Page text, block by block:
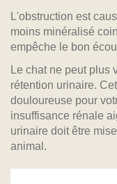
L'obstruction est
moins minéralisé
empêche le bon
Le chat ne peut plus
rétention urinaire.
douloureuse pour
insuffisance rénale
urinaire doit être
animal.